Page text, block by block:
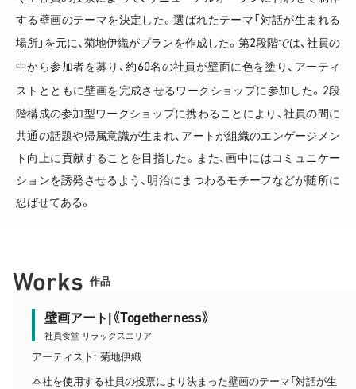
する壁画のテーマを決定した。選ばれたテーマ「対話が生まれる
場所」を元に、菊地伊織がプランを作成した。第2段階では、社員の
中から参加者を募り、約60名の社員が壁面に色を塗り、アーティ
ストとともに壁画を完成させるワークショップに参加した。 2段
階構成の参加型ワークショップに携わることにより、社員の間に
共通の話題や帰属意識が生まれ、アートが組織のエンゲージメン
ト向上に貢献することを目指した。また、画中にはコミュニケー
ションを誘発させるよう、明治にまつわるモチーフなどが随所に
忍ばせてある。
Works 作品
壁画アート|《Togetherness》
社員食堂 リラックスエリア
アーティスト: 菊地伊織
本社を使用する社員の投票により決まった壁画のテーマ「対話が生